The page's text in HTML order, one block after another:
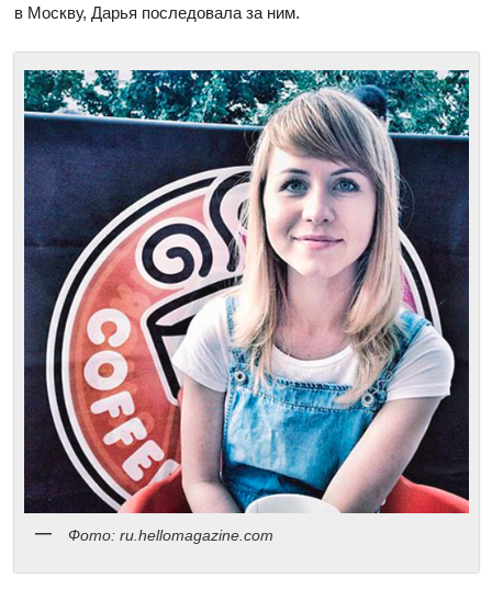
в Москву, Дарья последовала за ним.
Фото: ru.hellomagazine.com